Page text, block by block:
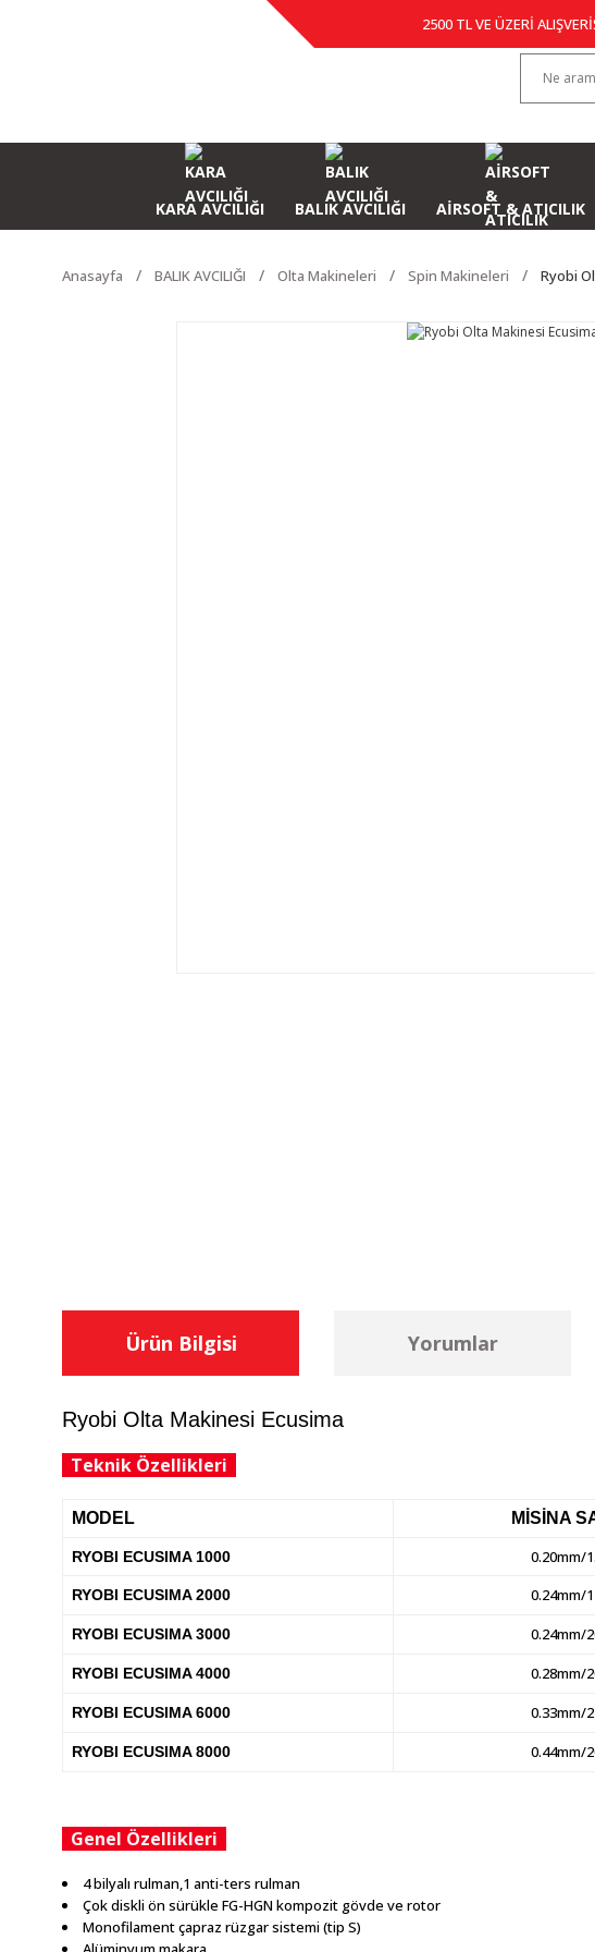
2500 TL VE ÜZERİ
KARA AVCILIĞI BALIK AVCILIĞI AİRSOFT & ATICILIK
Anasayfa BALIK AVCILIĞI Olta Makineleri Spin Makineleri Ryobi
Ürün Bilgisi Yorumlar
Ryobi Olta Makinesi Ecusima
Teknik Özellikleri
MODEL MİSİNA
RYOBI ECUSIMA 1000 0.20mm/
RYOBI ECUSIMA 2000 0.24mm/
RYOBI ECUSIMA 3000 0.24mm/
RYOBI ECUSIMA 4000 0.28mm/
RYOBI ECUSIMA 6000 0.33mm/
RYOBI ECUSIMA 8000 0.44mm/
Genel Özellikleri
4 bilyalı rulman,1 anti-ters rulman
Çok diskli ön sürükle FG-HGN kompozit gövde ve rotor
Monofilament çapraz rüzgar sistemi (tip S)